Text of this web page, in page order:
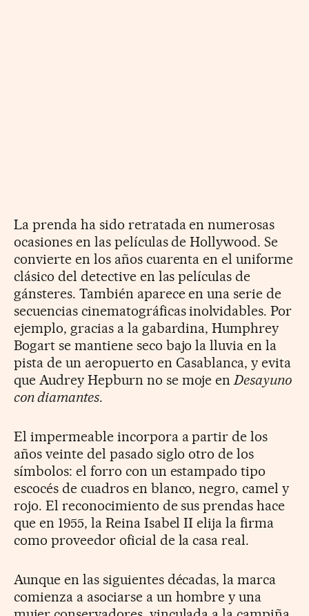
La prenda ha sido retratada en numerosas
ocasiones en las películas de Hollywood. Se
convierte en los años cuarenta en el uniforme
clásico del detective en las películas de
gánsteres. También aparece en una serie de
secuencias cinematográficas inolvidables. Por
ejemplo, gracias a la gabardina, Humphrey
Bogart se mantiene seco bajo la lluvia en la
pista de un aeropuerto en Casablanca, y evita
que Audrey Hepburn no se moje enDesayuno
con diamantes.
El impermeable incorpora a partir de los
años veinte del pasado siglo otro de los
símbolos: el forro con un estampado tipo
escocés de cuadros en blanco, negro, camel y
rojo. El reconocimiento de sus prendas hace
que en 1955, la Reina Isabel II elija la firma
como proveedor oficial de la casa real.
Aunque en las siguientes décadas, la marca
comienza a asociarse a un hombre y una